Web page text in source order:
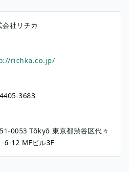
会社リチカ
richka.co.jp/
3683
0053Tōkyō東京都渋谷区代々
6-12 MFビル3F